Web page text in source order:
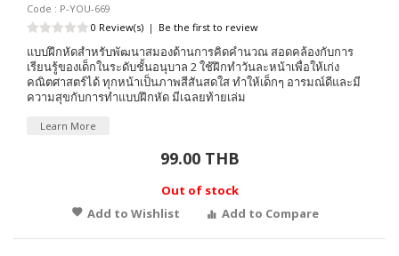
Code : P-YOU-669
0 Review(s) | Be the first to review
แบบฝึกหัดสำหรับพัฒนาสมองด้านการคิดคำนวณ สอดคล้องกับการ
เรียนรู้ของเด็กในระดับชั้นอนุบาล 2 ใช้ฝึกทำวันละหน้าเพื่อให้เก่ง
คณิตศาสตร์ได้ ทุกหน้าเป็นภาพสีสันสดใส ทำให้เด็กๆ อารมณ์ดีและมี
ความสุขกับการทำแบบฝึกหัด มีเฉลยท้ายเล่ม
Learn More
99.00 THB
Out of stock
Add to Wishlist
Add to Compare